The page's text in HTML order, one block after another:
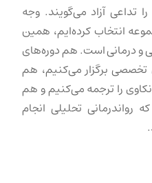
تداعی آزاد می‌گویند. وجه
انتخاب کرده‌ایم، همین
درمانی است. هم دوره‌های
برگزار می‌کنیم، هم
را ترجمه می‌کنیم و هم
رواندرمانی تحلیلی انجام